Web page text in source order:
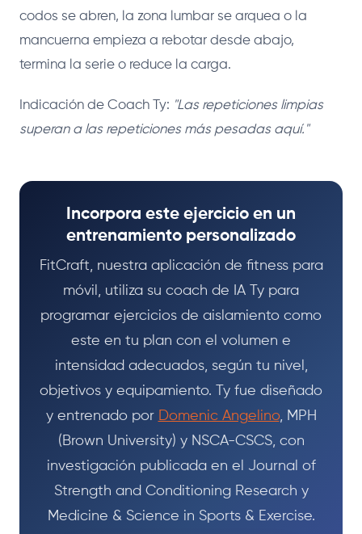
codos se abren, la zona lumbar se arquea o la
mancuerna empieza a rebotar desde abajo,
termina la serie o reduce la carga.
Indicación de Coach Ty: "Las repeticiones limpias
superan a las repeticiones más pesadas aquí."
Incorpora este ejercicio en un
entrenamiento personalizado
FitCraft, nuestra aplicación de fitness para
móvil, utiliza su coach de IA Ty para
programar ejercicios de aislamiento como
este en tu plan con el volumen e
intensidad adecuados, según tu nivel,
objetivos y equipamiento. Ty fue diseñado
y entrenado por Domenic Angelino, MPH
(Brown University) y NSCA-CSCS, con
investigación publicada en el Journal of
Strength and Conditioning Research y
Medicine & Science in Sports & Exercise.